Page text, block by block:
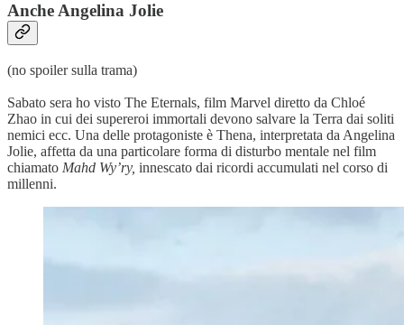
Anche Angelina Jolie
(no spoiler sulla trama)
Sabato sera ho visto The Eternals, film Marvel diretto da Chloé
Zhao in cui dei supereroi immortali devono salvare la Terra dai soliti
nemici ecc. Una delle protagoniste è Thena, interpretata da Angelina
Jolie, affetta da una particolare forma di disturbo mentale nel film
chiamato Mahd Wy’ry, innescato dai ricordi accumulati nel corso di
millenni.